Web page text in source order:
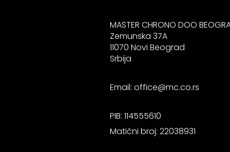
MASTER CHRONO DOO
Zemunska 37A
11070 Novi Beograd
Srbija
Email: office@mc.co.rs
PIB: 114555610
Matični broj: 22038931